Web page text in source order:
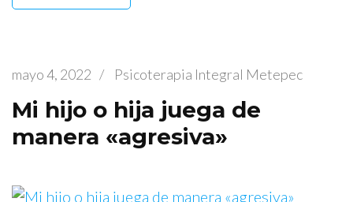
mayo 4, 2022 / Psicoterapia Integral Metepec
Mi hijo o hija juega de
manera «agresiva»